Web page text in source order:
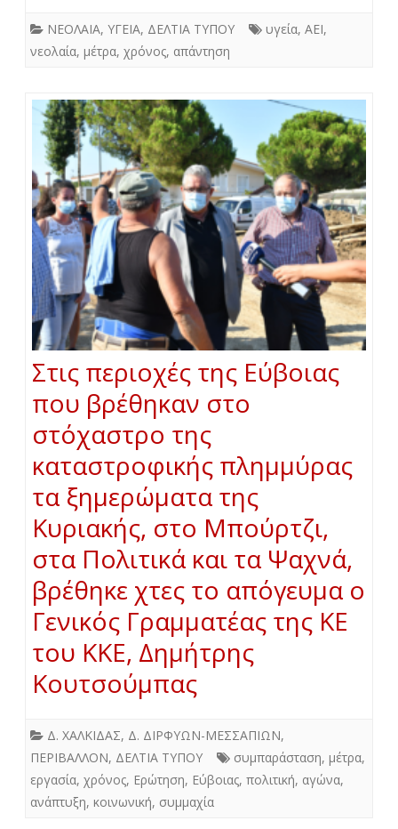
ΝΕΟΛΑΙΑ, ΥΓΕΙΑ, ΔΕΛΤΙΑ ΤΥΠΟΥ υγεία, ΑΕΙ,
νεολαία, μέτρα, χρόνος, απάντηση
Στις περιοχές της Εύβοιας
που βρέθηκαν στο
στόχαστρο της
καταστροφικής πλημμύρας
τα ξημερώματα της
Κυριακής, στο Μπούρτζι,
στα Πολιτικά και τα Ψαχνά,
βρέθηκε χτες το απόγευμα ο
Γενικός Γραμματέας της ΚΕ
του ΚΚΕ, Δημήτρης
Κουτσούμπας
Δ. ΧΑΛΚΙΔΑΣ, Δ. ΔΙΡΦΥΩΝ-ΜΕΣΣΑΠΙΩΝ,
ΠΕΡΙΒΑΛΛΟΝ, ΔΕΛΤΙΑ ΤΥΠΟΥ συμπαράσταση, μέτρα,
εργασία, χρόνος, Ερώτηση, Εύβοιας, πολιτική, αγώνα,
ανάπτυξη, κοινωνική, συμμαχία